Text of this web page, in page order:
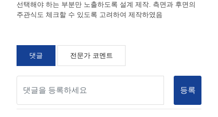
선택해야 하는 부분만 노출하도록 설계 제작. 측면과 후면의
주관식도 체크할 수 있도록 고려하여 제작하였음
댓글 전문가 코멘트
등록